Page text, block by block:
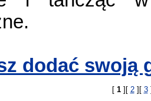
dodać swoją
[ 1][ 2][ 3